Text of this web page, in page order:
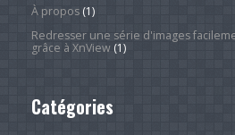
À propos(1)
Redresser une série d'images
grâce à XnView(1)
Catégories